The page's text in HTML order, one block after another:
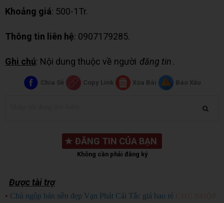
Khoảng giá: 500-1Tr.
Thông tin liên hệ: 0907179285.
Ghi chú: Nội dung thuộc về người đăng tin.
Chia Sẻ Copy Link Xóa Bài Báo Xấu
★ ĐĂNG TIN CỦA BẠN
Không cần phải đăng ký
Được tài trợ
• Chủ ngộp bán nền đẹp Vạn Phát Cái Tắc giá bao rẻ